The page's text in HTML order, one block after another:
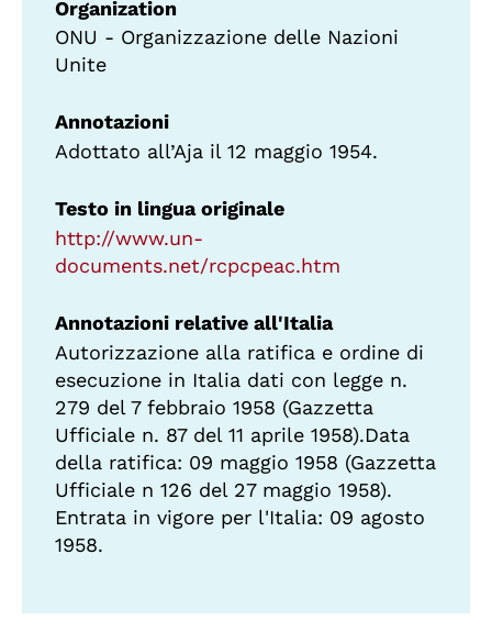
Organization
ONU - Organizzazione delle Nazioni
Unite
Annotazioni
Adottato all’Aja il 12 maggio 1954.
Testo in lingua originale
http://www.un-
documents.net/rcpcpeac.htm
Annotazioni relative all'Italia
Autorizzazione alla ratifica e ordine di
esecuzione in Italia dati con legge n.
279 del 7 febbraio 1958 (Gazzetta
Ufficiale n. 87 del 11 aprile 1958).Data
della ratifica: 09 maggio 1958 (Gazzetta
Ufficiale n 126 del 27 maggio 1958).
Entrata in vigore per l'Italia: 09 agosto
1958.